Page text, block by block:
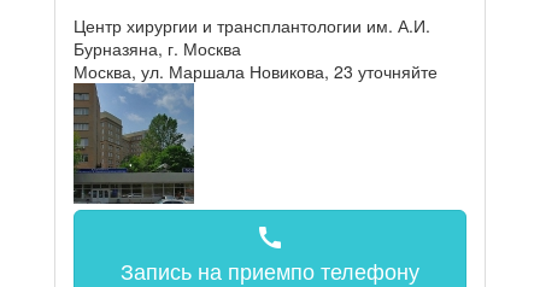
Центр хирургии и трансплантологии им. А.И.
Бурназяна, г. Москва
Москва, ул. Маршала Новикова, 23 уточняйте
call
Запись на приемпо телефону